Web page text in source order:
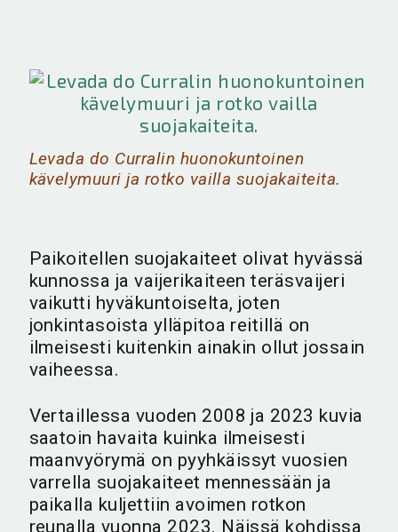
Levada do Curralin huonokuntoinen
kävelymuuri ja rotko vailla suojakaiteita.
Paikoitellen suojakaiteet olivat hyvässä
kunnossa ja vaijerikaiteen teräsvaijeri
vaikutti hyväkuntoiselta, joten
jonkintasoista ylläpitoa reitillä on
ilmeisesti kuitenkin ainakin ollut jossain
vaiheessa.
Vertaillessa vuoden 2008 ja 2023 kuvia
saatoin havaita kuinka ilmeisesti
maanvyörymä on pyyhkäissyt vuosien
varrella suojakaiteet mennessään ja
paikalla kuljettiin avoimen rotkon
reunalla vuonna 2023. Näissä kohdissa